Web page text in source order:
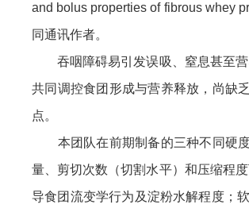
and bolus properties of fibrous whey
同通讯作者。
吞咽障碍易引发误吸、窒息甚至营
共同调控食团形成与营养释放，尚缺
点。
本团队在前期制备的三种不同硬度
量、剪切次数（切割水平）和压缩程
导食团流变学行为及淀粉水解程度；